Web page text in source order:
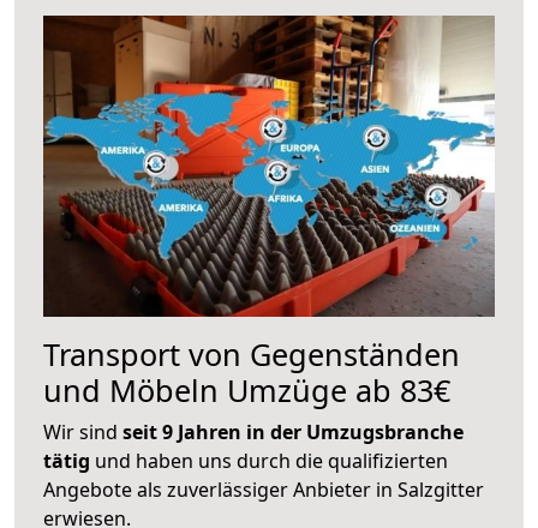
Transport von Gegenständen
und Möbeln Umzüge ab 83€
Wir sind seit 9 Jahren in der Umzugsbranche
tätig und haben uns durch die qualifizierten
Angebote als zuverlässiger Anbieter in Salzgitter
erwiesen.